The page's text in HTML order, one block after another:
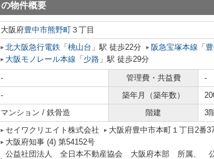
の物件概要
大阪府豊中市熊野町 ３丁目
北大阪急行電鉄 「 桃山台 」駅 徒歩22分 阪急宝塚本線 「
大阪モノレール本線 「 少路 」駅 徒歩29分
- 管理費・共益費
-
- 築年月（築年数）
マンション / 鉄骨造 階建 3
セイワクリエイト株式会社 大阪府豊中市本町１丁目2番
大阪府知事 (4) 第54152号
公益社団法人 全日本不動産協会 大阪府本部 所属、 公